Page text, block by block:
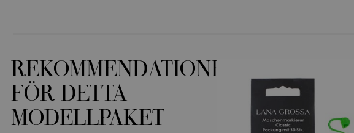
REKOMMENDATIONER
FÖR DETTA
MODELLPAKET